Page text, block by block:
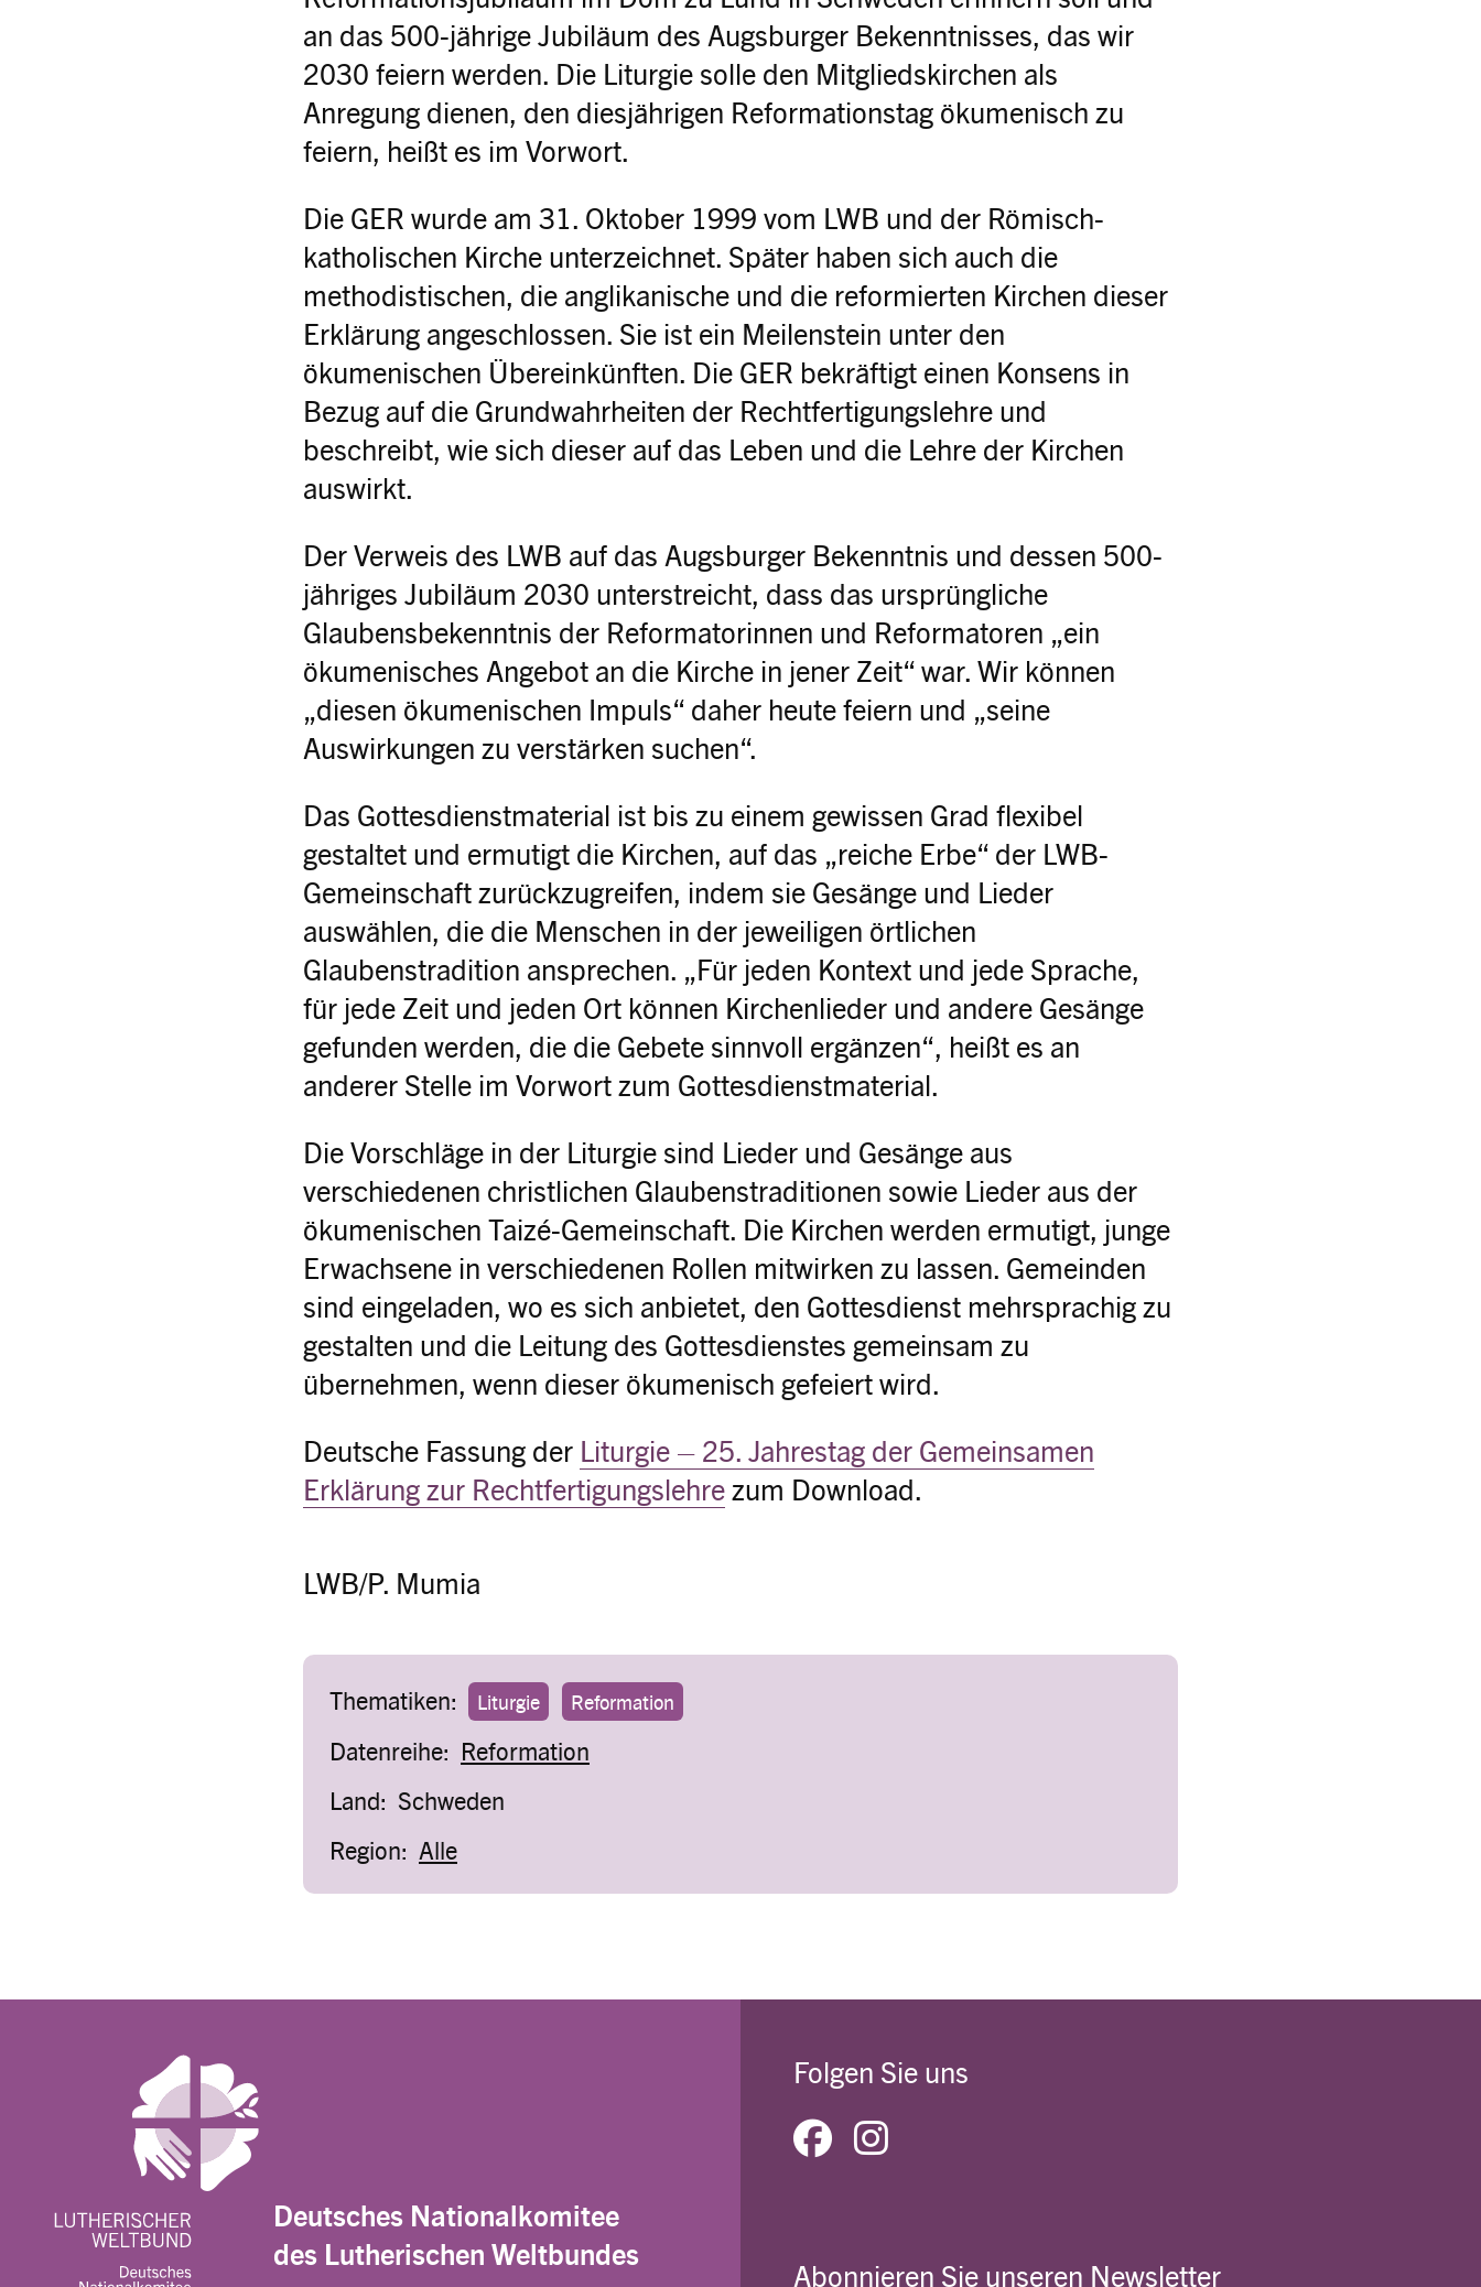
an das 500-jährige Jubiläum des Augsburger Bekenntnisses, das wir
2030 feiern werden. Die Liturgie solle den Mitgliedskirchen als
Anregung dienen, den diesjährigen Reformationstag ökumenisch zu
feiern, heißt es im Vorwort.
Die GER wurde am 31. Oktober 1999 vom LWB und der Römisch-
katholischen Kirche unterzeichnet. Später haben sich auch die
methodistischen, die anglikanische und die reformierten Kirchen dieser
Erklärung angeschlossen. Sie ist ein Meilenstein unter den
ökumenischen Übereinkünften. Die GER bekräftigt einen Konsens in
Bezug auf die Grundwahrheiten der Rechtfertigungslehre und
beschreibt, wie sich dieser auf das Leben und die Lehre der Kirchen
auswirkt.
Der Verweis des LWB auf das Augsburger Bekenntnis und dessen 500-
jähriges Jubiläum 2030 unterstreicht, dass das ursprüngliche
Glaubensbekenntnis der Reformatorinnen und Reformatoren „ein
ökumenisches Angebot an die Kirche in jener Zeit“ war. Wir können
„diesen ökumenischen Impuls“ daher heute feiern und „seine
Auswirkungen zu verstärken suchen“.
Das Gottesdienstmaterial ist bis zu einem gewissen Grad flexibel
gestaltet und ermutigt die Kirchen, auf das „reiche Erbe“ der LWB-
Gemeinschaft zurückzugreifen, indem sie Gesänge und Lieder
auswählen, die die Menschen in der jeweiligen örtlichen
Glaubenstradition ansprechen. „Für jeden Kontext und jede Sprache,
für jede Zeit und jeden Ort können Kirchenlieder und andere Gesänge
gefunden werden, die die Gebete sinnvoll ergänzen“, heißt es an
anderer Stelle im Vorwort zum Gottesdienstmaterial.
Die Vorschläge in der Liturgie sind Lieder und Gesänge aus
verschiedenen christlichen Glaubenstraditionen sowie Lieder aus der
ökumenischen Taizé-Gemeinschaft. Die Kirchen werden ermutigt, junge
Erwachsene in verschiedenen Rollen mitwirken zu lassen. Gemeinden
sind eingeladen, wo es sich anbietet, den Gottesdienst mehrsprachig zu
gestalten und die Leitung des Gottesdienstes gemeinsam zu
übernehmen, wenn dieser ökumenisch gefeiert wird.
Deutsche Fassung der Liturgie – 25. Jahrestag der Gemeinsamen
Erklärung zur Rechtfertigungslehre zum Download.
LWB/P. Mumia
Thematiken: Liturgie Reformation
Datenreihe: Reformation
Land: Schweden
Region: Alle
Deutsches Nationalkomitee
des Lutherischen Weltbundes
Folgen Sie uns
Abonnieren Sie unseren Newsletter